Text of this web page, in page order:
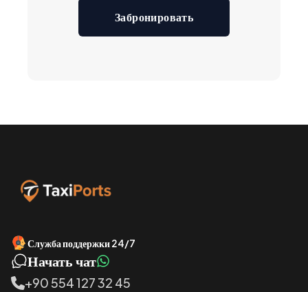
Забронировать
Служба поддержки 24/7
Начать чат
+90 554 127 32 45